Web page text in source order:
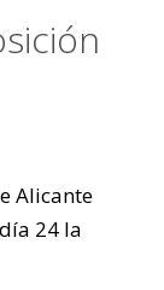
Alicante
24 la